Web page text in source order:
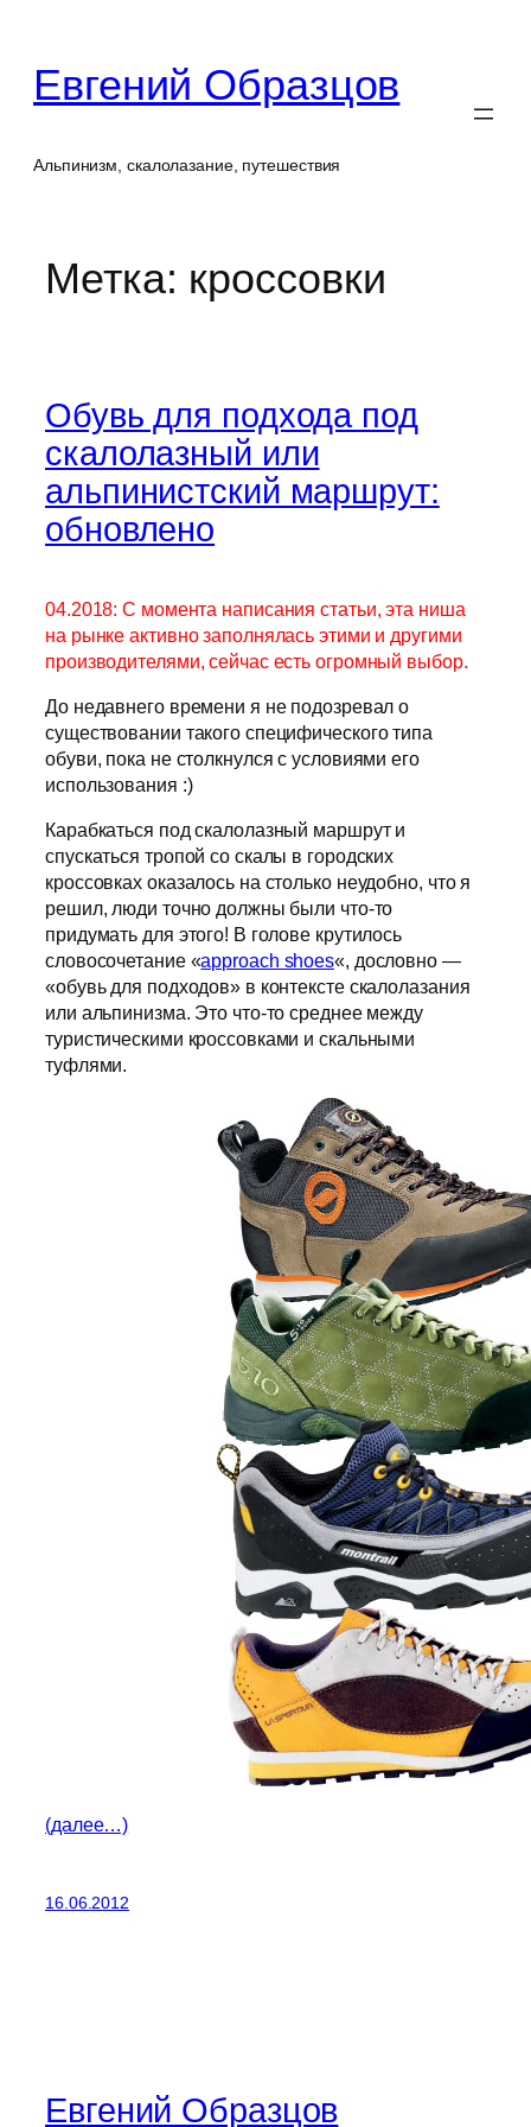
содержимому
Евгений Образцов
Альпинизм, скалолазание, путешествия
Метка: кроссовки
Обувь для подхода под
скалолазный или
альпинистский маршрут:
обновлено
04.2018:С момента написания статьи, эта ниша
на рынке активно заполнялась этими и другими
производителями, сейчас есть огромный выбор.
До недавнего времени я не подозревал о
существовании такого специфического типа
обуви, пока не столкнулся с условиями его
использования :)
Карабкаться под скалолазный маршрут и
спускаться тропой со скалы в городских
кроссовках оказалось на столько неудобно, что я
решил, люди точно должны были что-то
придумать для этого! В голове крутилось
словосочетание «approach shoes«, дословно —
«обувь для подходов» в контексте скалолазания
или альпинизма. Это что-то среднее между
туристическими кроссовками и скальными
туфлями.
(далее…)
16.06.2012
Евгений Образцов